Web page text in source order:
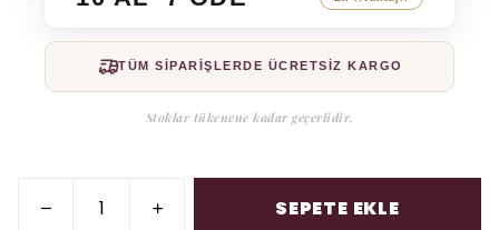
TÜM SİPARİŞLERDE ÜCRETSİZ KARGO
Stoklar tükenene kadar geçerlidir.
SEPETE EKLE